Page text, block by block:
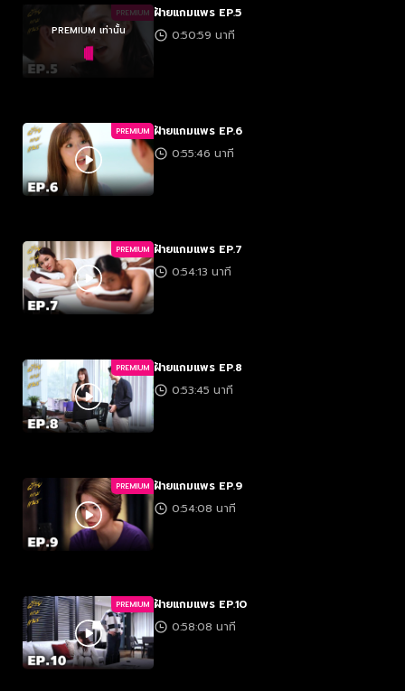
PREMIUM
PREMIUM เท่านั้น
ฝ้ายแกมแพร EP.5
0:50:59 นาที
PREMIUM ฝ้ายแกมแพร EP.6
0:55:46 นาที
PREMIUM ฝ้ายแกมแพร EP.7
0:54:13 นาที
PREMIUM ฝ้ายแกมแพร EP.8
0:53:45 นาที
PREMIUM ฝ้ายแกมแพร EP.9
0:54:08 นาที
PREMIUM ฝ้ายแกมแพร EP.10
0:58:08 นาที